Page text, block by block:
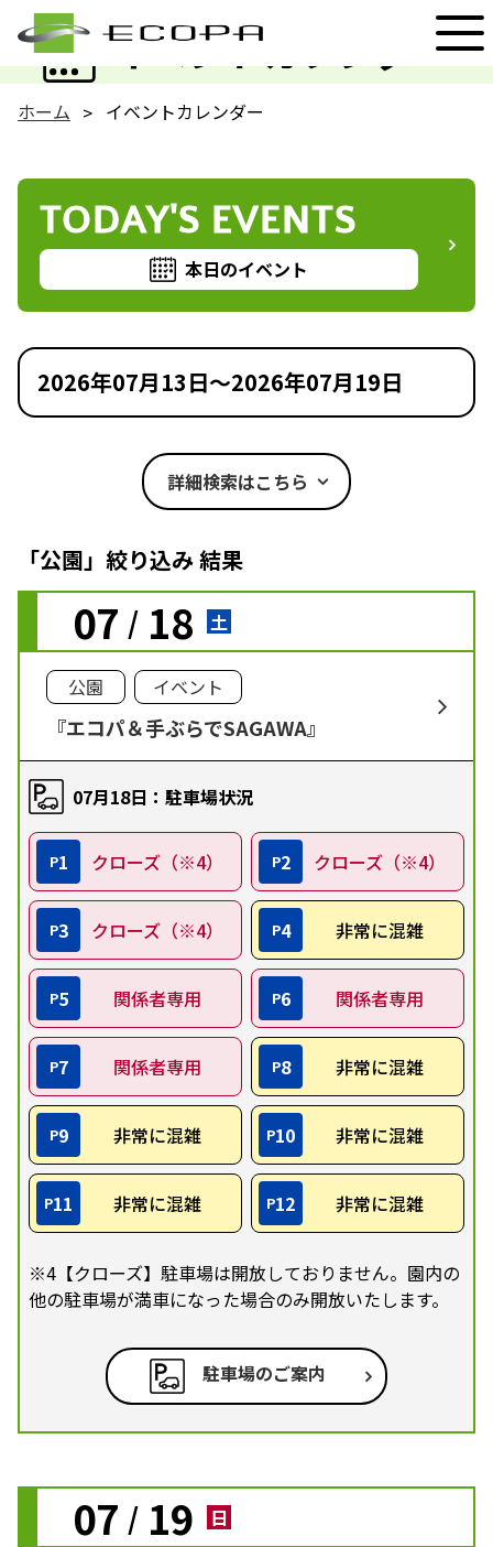
イベントカレンダー
EVENT
ホーム イベントカレンダー
TODAY'S EVENTS
本日のイベント
2026年07月13日～2026年07月19日
詳細検索はこちら
「公園」絞り込み 結果
07 / 18 土
公園 イベント
『エコパ＆手ぶらでSAGAWA』
07月18日：駐車場状況
P1 クローズ（※4） P2 クローズ（※4）
P3 クローズ（※4） P4 非常に混雑
P5 関係者専用 P6 関係者専用
P7 関係者専用 P8 非常に混雑
P9 非常に混雑 P10 非常に混雑
P11 非常に混雑 P12 非常に混雑
※4【クローズ】駐車場は開放しておりません。園内の
他の駐車場が満車になった場合のみ開放いたします。
駐車場のご案内
07 / 19 日